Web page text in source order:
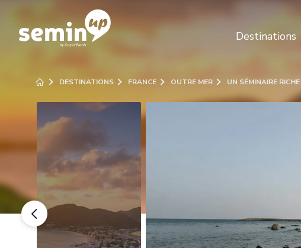
Destinations
DESTINATIONS FRANCE OUTRE MER UN SÉMINAIRE